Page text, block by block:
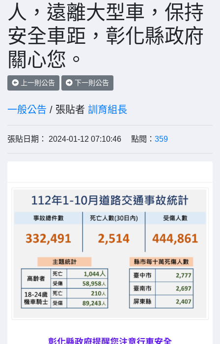
人，遠離大型車，保持
安全車距，彰化縣政府
關心您。
上一則公告 下一則公告
一般公告 / 張貼者 訓育組長
張貼日期： 2024-01-12 07:10:46 點閱： 359